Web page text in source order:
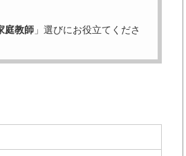
庭教師 」選びにお役立てくださ